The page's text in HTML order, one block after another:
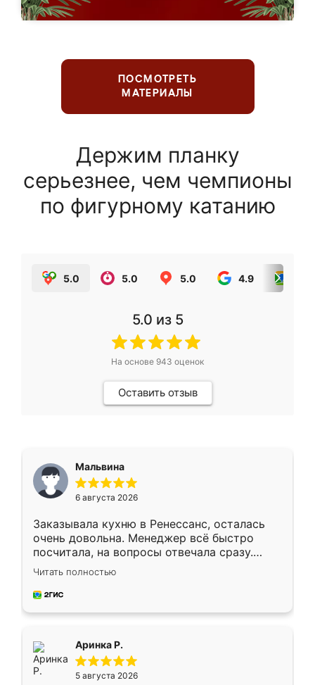
ПОСМОТРЕТЬ
МАТЕРИАЛЫ
Держим планку
серьезнее, чем чемпионы
по фигурному катанию
5.0 5.0 5.0 4.9
5.0 из 5
На основе 943 оценок
Оставить отзыв
Мальвина
6 августа 2026
Заказывала кухню в Ренессанс, осталась
очень довольна. Менеджер всё быстро
посчитала, на вопросы отвечала сразу.
Замерщик приехал в субботу, подошёл к
делу со всей ответственностью. Собрали
за день, ребята работали аккуратно, даже
Читать полностью
Аринка Р.
5 августа 2026